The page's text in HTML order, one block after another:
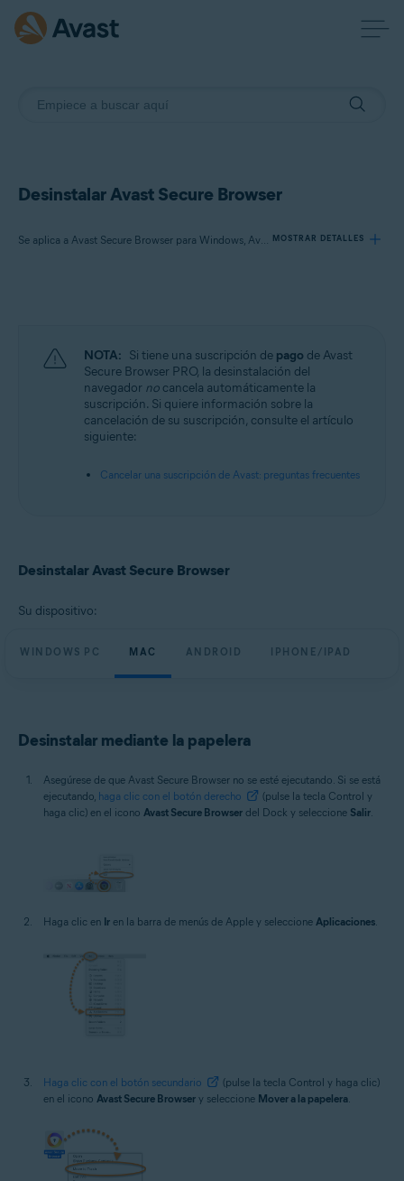
Desinstalar Avast Secure Browser
Se aplica a Avast Secure Browser para Windows, Avast Secure Browser para Mac, Avast Secure Browser para Android, Avast Secure Browser para iOS MOSTRAR DETALLES
Avast Secure Browser 121.x para Mac
Avast Secure Browser 7.x para Android
Avast Secure Browser 5.x para iOS
Sistemas operativos:
Microsoft Windows 11 Home/Pro/Enterprise/Education
Microsoft Windows 8.1/Pro/Enterprise - 32 o 64 bits
Apple macOS 12.x (Monterey)
Google Android 9.0 (Pie, API 28) o superior
NOTA: Si tiene una suscripción de pago de Avast
Secure Browser PRO, la desinstalación del
navegador no cancela automáticamente la
suscripción. Si quiere información sobre la
cancelación de su suscripción, consulte el artículo
siguiente:
Cancelar una suscripción de Avast: preguntas frecuentes
Desinstalar Avast Secure Browser
Su dispositivo:
WINDOWS PC MAC ANDROID IPHONE/IPAD
Desinstalar mediante la papelera
Asegúrese de que Avast Secure Browser no se esté ejecutando. Si se está
ejecutando, haga clic con el botón derecho
(pulse la tecla Control y
haga clic) en el icono Avast Secure Browser del Dock y seleccione Salir.
Haga clic en Ir en la barra de menús de Apple y seleccione Aplicaciones.
Haga clic con el botón secundario
(pulse la tecla Control y haga clic)
en el icono Avast Secure Browser y seleccione Mover a la papelera